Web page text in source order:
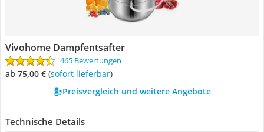
Vivohome Dampfentsafter
465 Bewertungen
ab 75,00 € ( Sofort lieferbar)
Preisvergleich und weitere Angebote
Technische Details